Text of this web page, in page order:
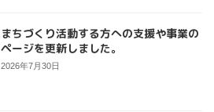
まちづくり活動する方への支援や事業の
ページを更新しました。
2026年7月30日